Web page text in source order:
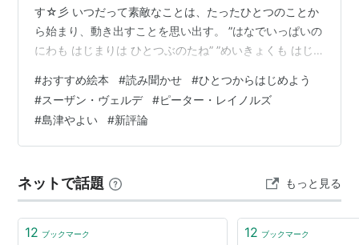
す☆彡 いつだって素敵なことは、たったひとつのことか
ら始まり、動き出すことを思い出す。 ”はなでいっぱいの
にわも はじまりは ひとつぶのたね” ”めいきょくも はじ
ひと声から友達になり、 水面に一滴のしずくが落ちれ
ば、波紋が広がり、 やがてさざ波から大波になる。 波は
国境を越えて、あらゆる境も超えていく。繋がる。 そし
て誰かの一つの行動が、また誰かの心を動かすきっかけ
な１（いち）になる。…
#おすすめ絵本 #読み聞かせ #ひとつからはじめよう
#スーザン・ヴェルデ #ピーター・レイノルズ
#島津やよい #新評論
ネットで話題 もっと見る
12 ブックマーク 12 ブックマーク